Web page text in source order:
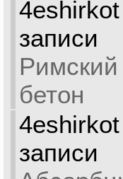
4eshirkot
записи
Римский
бетон
4eshirkot
записи